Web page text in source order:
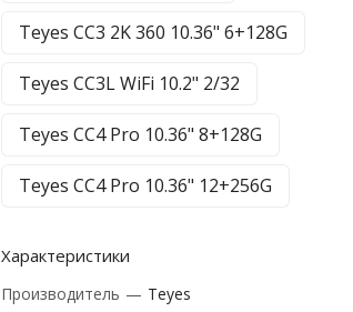
Teyes CC3 2K 360 10.36" 6+128G
Teyes CC3L WiFi 10.2" 2/32
Teyes CC4 Pro 10.36" 8+128G
Teyes CC4 Pro 10.36" 12+256G
Характеристики
Производитель — Teyes